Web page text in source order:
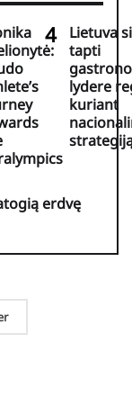
Lietuva
tapti
lydere
kuriant
erdvę